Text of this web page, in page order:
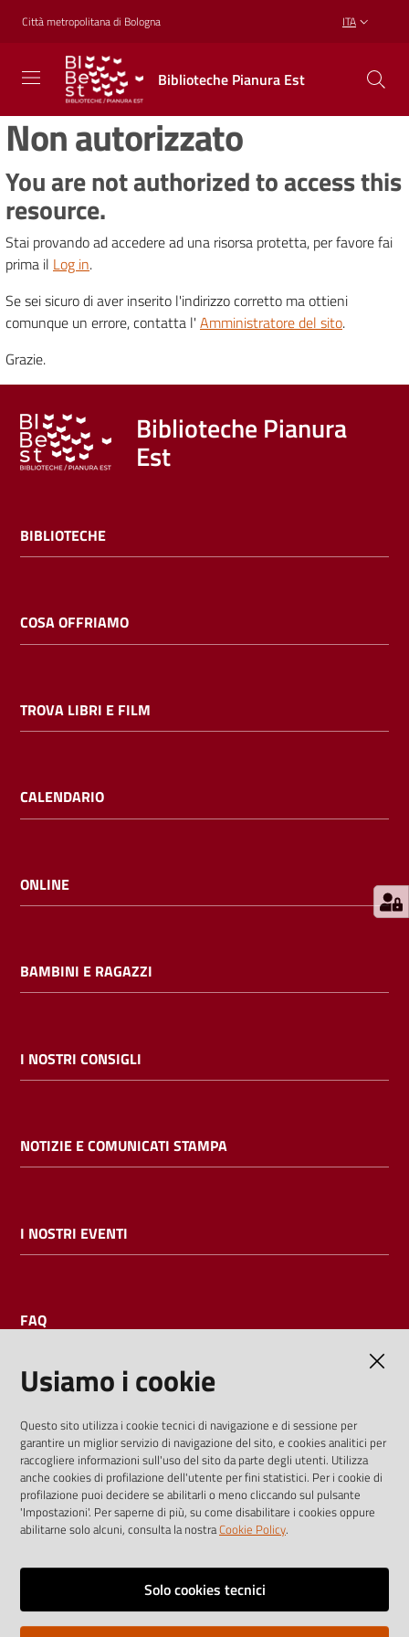
Vai al contenuto
Vai alla navigazione
Vai al footer
Città metropolitana di Bologna ITA
Biblioteche Pianura Est
Biblioteche
Pianura
Est
CONOSCERE,
CREARE,
Biblioteche
Cosa
offriamo
Trova
libri
e
film
Calendario
i
cataloghi
bibliotecario
Non autorizzato
You are not authorized to access this
resource.
Stai provando ad accedere ad una risorsa protetta, per favore fai
prima il Log in.
Se sei sicuro di aver inserito l'indirizzo corretto ma ottieni
comunque un errore, contatta l' Amministratore del sito.
Grazie.
Biblioteche Pianura
Est
BIBLIOTECHE
COSA OFFRIAMO
TROVA LIBRI E FILM
CALENDARIO
ONLINE
BAMBINI E RAGAZZI
I NOSTRI CONSIGLI
NOTIZIE E COMUNICATI STAMPA
I NOSTRI EVENTI
FAQ
I dati personali pubblicati sono riutilizzabili solo alle condizioni
previste dalla direttiva comunitaria 2003/98/CE e dal d.lgs.
36/2006
Vai alla pagina
Note legali
Usiamo i cookie
Questo sito utilizza i cookie tecnici di navigazione e di sessione per
garantire un miglior servizio di navigazione del sito, e cookies analitici per
raccogliere informazioni sull'uso del sito da parte degli utenti. Utilizza
anche cookies di profilazione dell'utente per fini statistici. Per i cookie di
profilazione puoi decidere se abilitarli o meno cliccando sul pulsante
'Impostazioni'. Per saperne di più, su come disabilitare i cookies oppure
abilitarne solo alcuni, consulta la nostraCookie Policy.
Solo cookies tecnici